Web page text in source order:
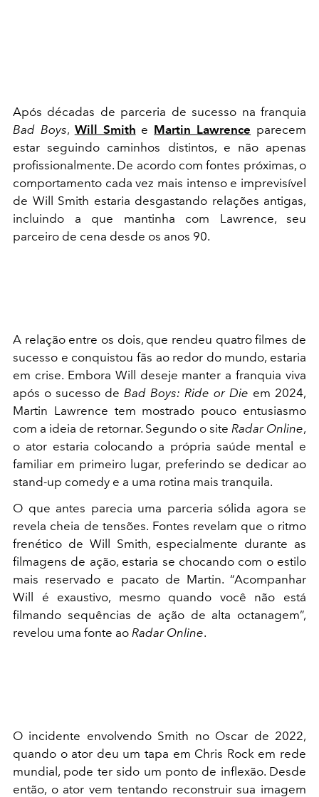
Após décadas de parceria de sucesso na franquia
Bad Boys, Will Smith e Martin Lawrence parecem
estar seguindo caminhos distintos, e não apenas
profissionalmente. De acordo com fontes próximas, o
comportamento cada vez mais intenso e imprevisível
de Will Smith estaria desgastando relações antigas,
incluindo a que mantinha com Lawrence, seu
parceiro de cena desde os anos 90.
A relação entre os dois, que rendeu quatro filmes de
sucesso e conquistou fãs ao redor do mundo, estaria
em crise. Embora Will deseje manter a franquia viva
após o sucesso de Bad Boys: Ride or Die em 2024,
Martin Lawrence tem mostrado pouco entusiasmo
com a ideia de retornar. Segundo o site Radar Online,
o ator estaria colocando a própria saúde mental e
familiar em primeiro lugar, preferindo se dedicar ao
stand-up comedy e a uma rotina mais tranquila.
O que antes parecia uma parceria sólida agora se
revela cheia de tensões. Fontes revelam que o ritmo
frenético de Will Smith, especialmente durante as
filmagens de ação, estaria se chocando com o estilo
mais reservado e pacato de Martin. “Acompanhar
Will é exaustivo, mesmo quando você não está
filmando sequências de ação de alta octanagem”,
revelou uma fonte ao Radar Online.
O incidente envolvendo Smith no Oscar de 2022,
quando o ator deu um tapa em Chris Rock em rede
mundial, pode ter sido um ponto de inflexão. Desde
então, o ator vem tentando reconstruir sua imagem